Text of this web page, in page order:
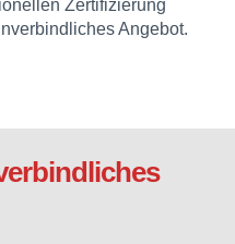
Zertifizierung
Angebot.